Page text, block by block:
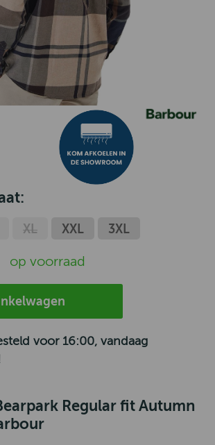
XL XXL 3XL
op voorraad
voor 16:00, vandaag
Regular fit Autumn